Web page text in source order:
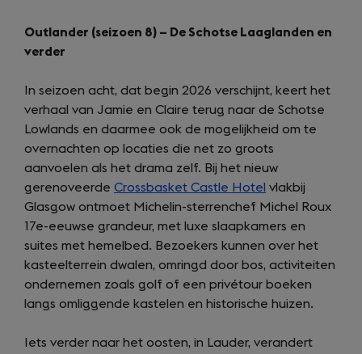
Outlander (seizoen 8) – De Schotse Laaglanden en
verder
In seizoen acht, dat begin 2026 verschijnt, keert het
verhaal van Jamie en Claire terug naar de Schotse
Lowlands en daarmee ook de mogelijkheid om te
overnachten op locaties die net zo groots
aanvoelen als het drama zelf. Bij het nieuw
gerenoveerde Crossbasket Castle Hotel vlakbij
Glasgow ontmoet Michelin-sterrenchef Michel Roux
17e-eeuwse grandeur, met luxe slaapkamers en
suites met hemelbed. Bezoekers kunnen over het
kasteelterrein dwalen, omringd door bos, activiteiten
ondernemen zoals golf of een privétour boeken
langs omliggende kastelen en historische huizen.
Iets verder naar het oosten, in Lauder, verandert